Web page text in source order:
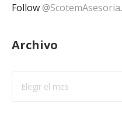
Follow @ScotemAsesoria.
Archivo